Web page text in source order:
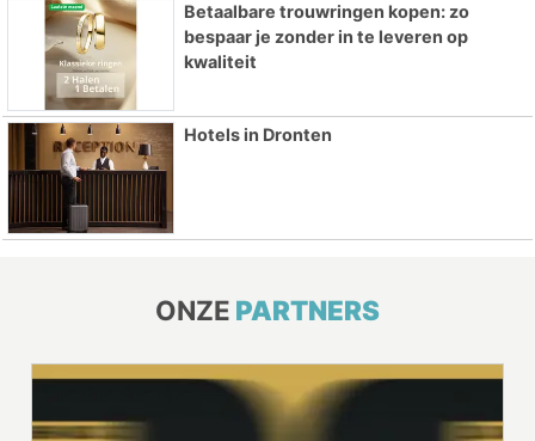
Betaalbare trouwringen kopen: zo
bespaar je zonder in te leveren op
kwaliteit
Hotels in Dronten
ONZE PARTNERS